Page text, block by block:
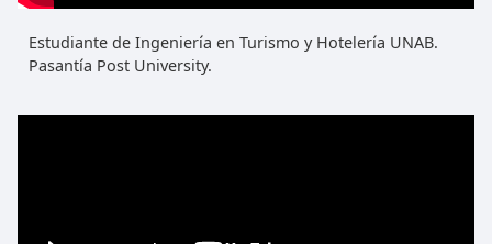
Estudiante de Ingeniería en Turismo y Hotelería UNAB.
Pasantía Post University.